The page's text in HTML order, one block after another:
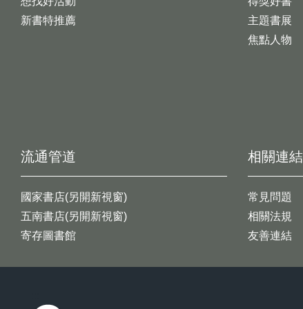
新書特推薦
主題書展
焦點人物
流通管道
國家書店(另開新視窗)
五南書店(另開新視窗)
寄存圖書館
相關連結
常見問題
相關法規
友善連結